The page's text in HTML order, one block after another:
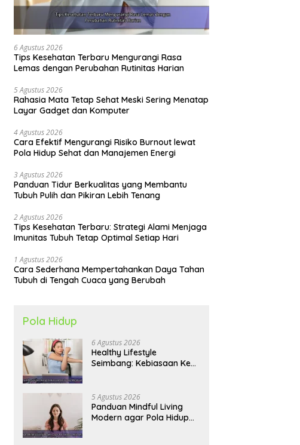
6 Agustus 2026
Tips Kesehatan Terbaru Mengurangi Rasa
Lemas dengan Perubahan Rutinitas Harian
5 Agustus 2026
Rahasia Mata Tetap Sehat Meski Sering Menatap
Layar Gadget dan Komputer
4 Agustus 2026
Cara Efektif Mengurangi Risiko Burnout lewat
Pola Hidup Sehat dan Manajemen Energi
3 Agustus 2026
Panduan Tidur Berkualitas yang Membantu
Tubuh Pulih dan Pikiran Lebih Tenang
2 Agustus 2026
Tips Kesehatan Terbaru: Strategi Alami Menjaga
Imunitas Tubuh Tetap Optimal Setiap Hari
1 Agustus 2026
Cara Sederhana Mempertahankan Daya Tahan
Tubuh di Tengah Cuaca yang Berubah
Pola Hidup
6 Agustus 2026
Healthy Lifestyle
Seimbang: Kebiasaan Kecil
5 Agustus 2026
Panduan Mindful Living
Modern agar Pola Hidup